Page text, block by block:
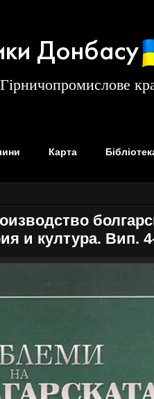
Донбасу
Карта
и култура. Вип.